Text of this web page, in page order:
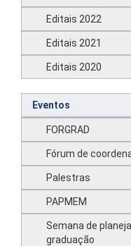
Editais 2022
Editais 2021
Editais 2020
Eventos
FORGRAD
Fórum de
Palestras
PAPMEM
Semana de
graduação